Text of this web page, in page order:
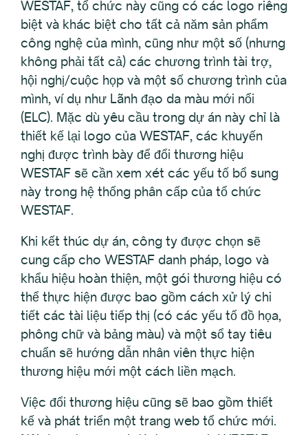
WESTAF, tổ chức này cũng có các logo riêng
biệt và khác biệt cho tất cả năm sản phẩm
công nghệ của mình, cũng như một số (nhưng
không phải tất cả) các chương trình tài trợ,
hội nghị/cuộc họp và một số chương trình của
mình, ví dụ như Lãnh đạo da màu mới nổi
(ELC). Mặc dù yêu cầu trong dự án này chỉ là
thiết kế lại logo của WESTAF, các khuyến
nghị được trình bày để đổi thương hiệu
WESTAF sẽ cần xem xét các yếu tố bổ sung
này trong hệ thống phân cấp của tổ chức
WESTAF.
Khi kết thúc dự án, công ty được chọn sẽ
cung cấp cho WESTAF danh pháp, logo và
khẩu hiệu hoàn thiện, một gói thương hiệu có
thể thực hiện được bao gồm cách xử lý chi
tiết các tài liệu tiếp thị (có các yếu tố đồ họa,
phông chữ và bảng màu) và một sổ tay tiêu
chuẩn sẽ hướng dẫn nhân viên thực hiện
thương hiệu mới một cách liền mạch.
Việc đổi thương hiệu cũng sẽ bao gồm thiết
kế và phát triển một trang web tổ chức mới.